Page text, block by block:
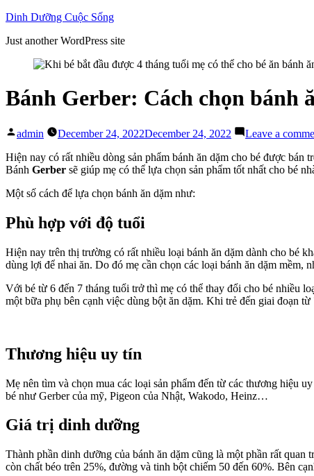
Skip
content
Dinh Dưỡng Cuộc Sống
Just another WordPress site
Bánh Gerber: Cách chọn bánh
Posted
admin December 24, 2022December 24, 2022 Leave a
Hiện nay có rất nhiều dòng sản phẩm bánh ăn dặm cho bé được
Bánh Gerber sẽ giúp mẹ có thể lựa chọn sản phẩm tốt nhất cho bé
Một số cách để lựa chọn bánh ăn dặm như:
Phù hợp với độ tuổi
Hiện nay trên thị trường có rất nhiều loại bánh ăn dặm dành cho bé
dùng lợi để nhai ăn. Do đó mẹ cần chọn các loại bánh ăn dặm mềm,
Với bé từ 6 đến 7 tháng tuổi trở thì mẹ có thể thay đổi cho bé nhiều
một bữa phụ bên cạnh việc dùng bột ăn dặm. Khi trẻ đến giai đoạn
Thương hiệu uy tín
Mẹ nên tìm và chọn mua các loại sản phẩm đến từ các thương hiệu
bé như Gerber của mỹ, Pigeon của Nhật, Wakodo, Heinz…
Giá trị dinh dưỡng
Thành phần dinh dưỡng của bánh ăn dặm cũng là một phần rất
còn chất béo trên 25%, đường và tinh bột chiếm 50 đến 60%. Bên